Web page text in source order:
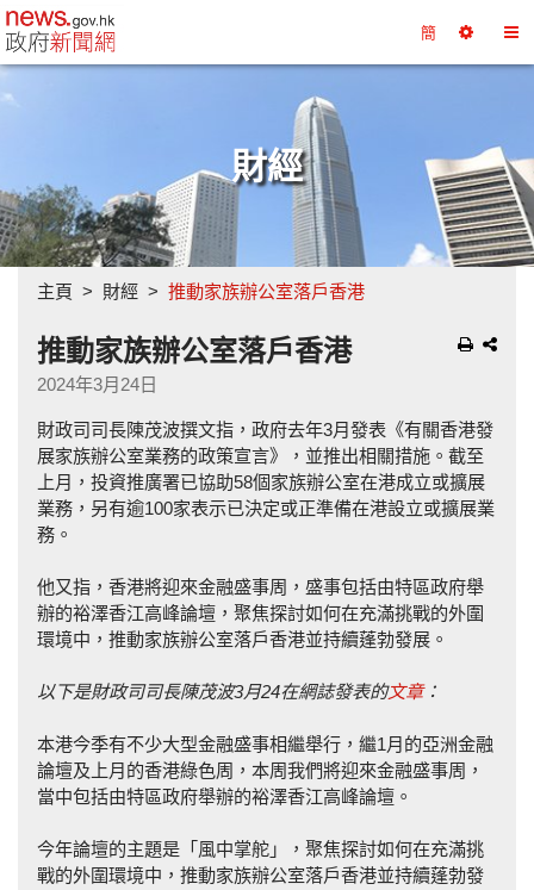
政府新聞網主頁 簡
擇
換
財經
主頁 財經 推動家族辦公室落戶香港
推動家族辦公室落戶香港
2024年3月24日
財政司司長陳茂波撰文指，政府去年3月發表《有關香港發
展家族辦公室業務的政策宣言》，並推出相關措施。截至
上月，投資推廣署已協助58個家族辦公室在港成立或擴展
業務，另有逾100家表示已決定或正準備在港設立或擴展業
務。
他又指，香港將迎來金融盛事周，盛事包括由特區政府舉
辦的裕澤香江高峰論壇，聚焦探討如何在充滿挑戰的外圍
環境中，推動家族辦公室落戶香港並持續蓬勃發展。
以下是財政司司長陳茂波3月24在網誌發表的文章：
本港今季有不少大型金融盛事相繼舉行，繼1月的亞洲金融
論壇及上月的香港綠色周，本周我們將迎來金融盛事周，
當中包括由特區政府舉辦的裕澤香江高峰論壇。
今年論壇的主題是「風中掌舵」，聚焦探討如何在充滿挑
戰的外圍環境中，推動家族辦公室落戶香港並持續蓬勃發